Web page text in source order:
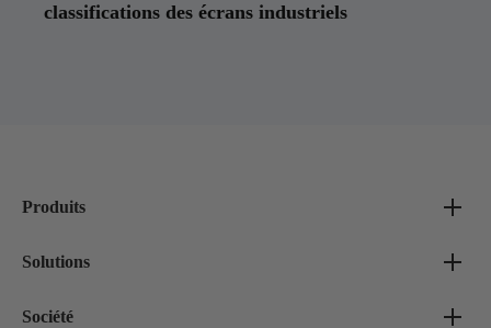
classifications des écrans industriels
Produits
Solutions
Société